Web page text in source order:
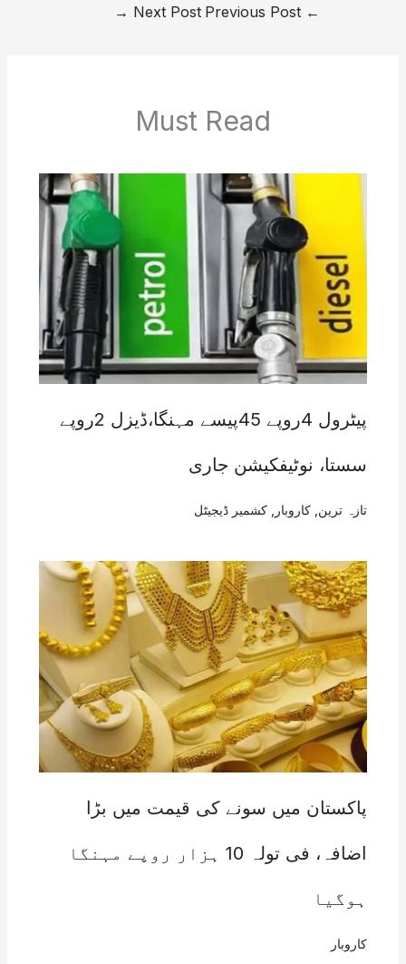
←
Next Post
→
Must Read
پیٹرول 4روپے 45پیسے مہنگا،ڈیزل 2روپے
سستا، نوٹیفکیشن جاری
تازہ ترین کاروبار کشمیر ڈیجیٹل
پاکستان میں سونے کی قیمت میں بڑا
اضافہ، فی تولہ 10 ہزار روپے مہنگا
ہوگیا
کاروبار